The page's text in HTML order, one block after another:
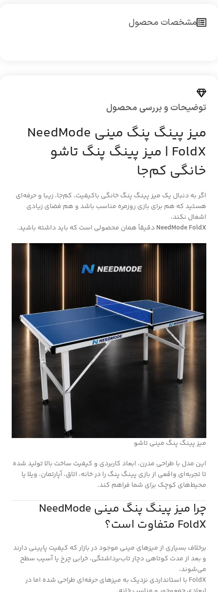
توضیحات و بررسی محصول
میز پینگ پنگ مینی NeedMode
FoldX | میز پینگ پنگ تاشو
خانگی کم‌جا
اگر به دنبال یک میز پینگ پنگ خانگی باکیفیت، کم‌جا، زیبا و حرفه‌ای
هستید که هم برای بازی روزمره مناسب باشد و هم فضای زیادی
اشغال نکند،
NeedMode FoldXدقیقاً همان محصولی است که باید داشته باشید.
میز پینگ پنگ مینی تاشو
این مدل با طراحی مدرن، ابعاد کاربردی و کیفیت ساخت بالا تولید شده
تا تجربه‌ای واقعی از بازی پینگ پنگ را در خانه، اتاق، آپارتمان، ویلا یا
محیط‌های کوچک برای شما فراهم کند.
چرا میز پینگ پنگ مینی NeedMode
FoldX متفاوت است؟
برخلاف بسیاری از میزهای مینی موجود در بازار که کیفیت پایینی دارند
و بعد از مدت کوتاهی دچار تاب‌برداشتگی، خرابی چرخ یا آسیب سطح
می‌شوند،
FoldX با استانداردی نزدیک به میزهای حرفه‌ای طراحی شده اما در
مشخصات محصول